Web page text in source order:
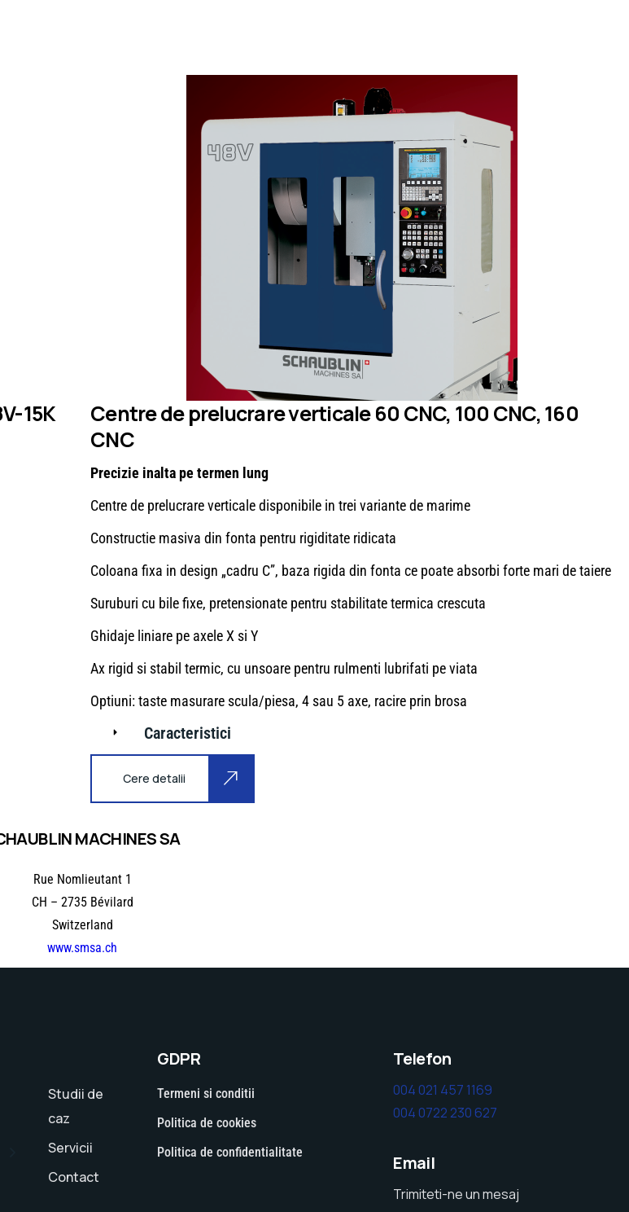
15K
Centre de prelucrare verticale 60 CNC, 100 CNC, 160
CNC
Precizie inalta pe termen lung
Centre de prelucrare verticale disponibile in trei variante de marime
Constructie masiva din fonta pentru rigiditate ridicata
Coloana fixa in design „cadru C”, baza rigida din fonta ce poate absorbi forte mari de taiere
Suruburi cu bile fixe, pretensionate pentru stabilitate termica crescuta
Ghidaje liniare pe axele X si Y
Ax rigid si stabil termic, cu unsoare pentru rulmenti lubrifati pe viata
Optiuni: taste masurare scula/piesa, 4 sau 5 axe, racire prin brosa
Caracteristici
Cere detalii
MACHINES SA
Rue Nomlieutant 1
CH – 2735 Bévilard
Switzerland
www.smsa.ch
Studii de
caz
Servicii
Contact
GDPR
Termeni si conditii
Politica de cookies
Politica de confidentialitate
Telefon
004 021 457 1169
004 0722 230 627
Email
Trimiteti-ne un mesaj